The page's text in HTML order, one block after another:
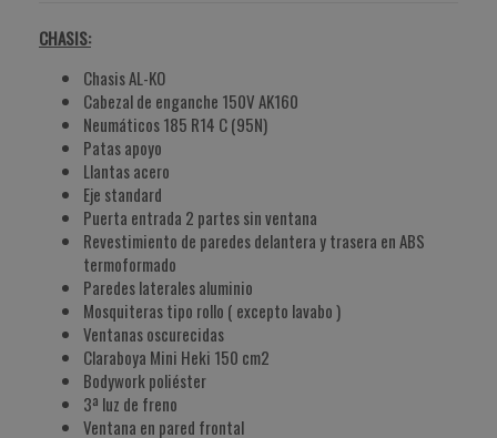
CHASIS:
Chasis AL-KO
Cabezal de enganche 150V AK160
Neumáticos 185 R14 C (95N)
Patas apoyo
Llantas acero
Eje standard
Puerta entrada 2 partes sin ventana
Revestimiento de paredes delantera y trasera en ABS
termoformado
Paredes laterales aluminio
Mosquiteras tipo rollo ( excepto lavabo )
Ventanas oscurecidas
Claraboya Mini Heki 150 cm2
Bodywork poliéster
3ª luz de freno
Ventana en pared frontal